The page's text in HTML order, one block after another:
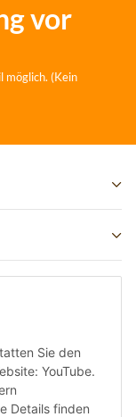
Sie den
YouTube.
Details finden
vor
möglich. (Kein